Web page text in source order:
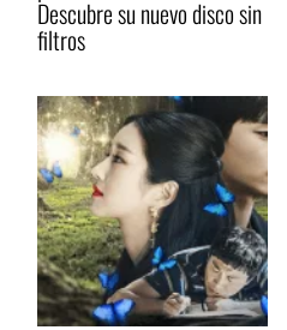
Descubre su nuevo disco sin
filtros